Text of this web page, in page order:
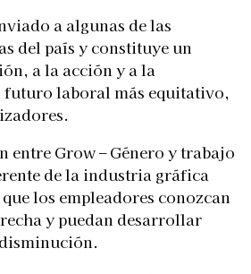
a algunas de las
del país y constituye un
a la acción y a la
futuro laboral más equitativo,
entre Grow – Género y trabajo
de la industria gráfica
los empleadores conozcan
y puedan desarrollar